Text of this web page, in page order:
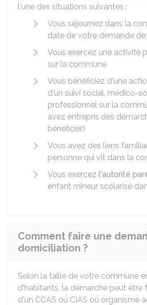
l'une des situations suivantes :
Vous séjournez dans la
date de votre demande
Vous exercez une activité
sur la commune
Vous bénéficiez d'une
d'un suivi social, médico-
professionnel sur la
avez entrepris des
bénéficier)
Vous avez des liens
personne qui vit dans la
Vous exercez l'autorité
enfant mineur scolarisé
Comment faire une
domiciliation ?
Selon la taille de votre commune
d'habitants, la démarche peut être
d'un CCAS ou CIAS ou organisme